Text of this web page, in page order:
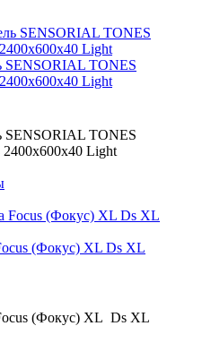
SENSORIAL TONES
Light
SENSORIAL TONES
Light
(Фокус) XL Ds XL
(Фокус) XL Ds XL